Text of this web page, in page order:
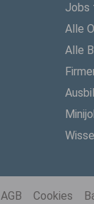
Jobs
Alle
Alle
AGB Cookies